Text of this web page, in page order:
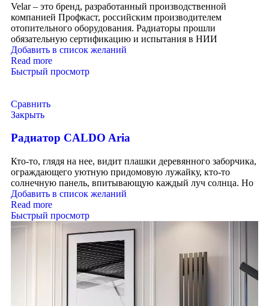
Velar – это бренд, разработанный производственной
компанией Профкаст, российским производителем
отопительного оборудования. Радиаторы прошли
обязательную сертификацию и испытания в НИИ
Добавить в список желаний
Read more
Быстрый просмотр
Сравнить
Закрыть
Радиатор CALDO Aria
Кто-то, глядя на нее, видит плашки деревянного заборчика,
ограждающего уютную придомовую лужайку, кто-то
солнечную панель, впитывающую каждый луч солнца. Но
Добавить в список желаний
Read more
Быстрый просмотр